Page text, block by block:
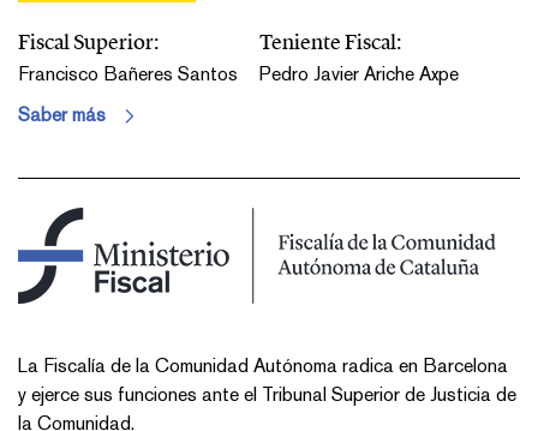
Fiscal Superior:
Francisco Bañeres Santos
Saber más
Teniente Fiscal:
Pedro Javier Ariche Axpe
La Fiscalía de la Comunidad Autónoma radica en Barcelona
y ejerce sus funciones ante el Tribunal Superior de Justicia de
la Comunidad.